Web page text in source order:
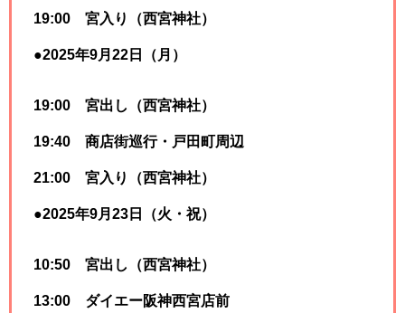
19:00 宮入り（西宮神社）
●2025年9月22日（月）
19:00 宮出し（西宮神社）
19:40 商店街巡行・戸田町周辺
21:00 宮入り（西宮神社）
●2025年9月23日（火・祝）
10:50 宮出し（西宮神社）
13:00 ダイエー阪神西宮店前